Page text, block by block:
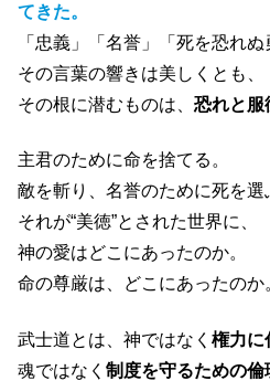
てきた。
「忠義」「名誉」「死を恐れぬ
その言葉の響きは美しくとも、
その根に潜むものは、 恐れと服
主君のために命を捨てる。
敵を斬り、名誉のために死を選
それが“美徳”とされた世界に、
神の愛はどこにあったのか。
命の尊厳は、どこにあったのか
武士道とは、神ではなく 権力に
魂ではなく 制度を守るための倫